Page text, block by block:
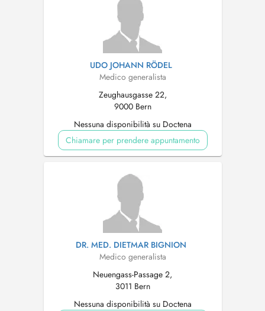
UDO JOHANN RÖDEL
Medico generalista
Zeughausgasse 22,
9000 Bern
Nessuna disponibilità su Doctena
Chiamare per prendere appuntamento
DR. MED. DIETMAR BIGNION
Medico generalista
Neuengass-Passage 2,
3011 Bern
Nessuna disponibilità su Doctena